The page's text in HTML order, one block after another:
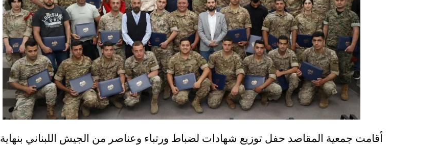
أقامت جمعية المقاصد حفل توزيع شهادات لضباط ورتباء وعناصر من الجيش اللبناني بنهاية